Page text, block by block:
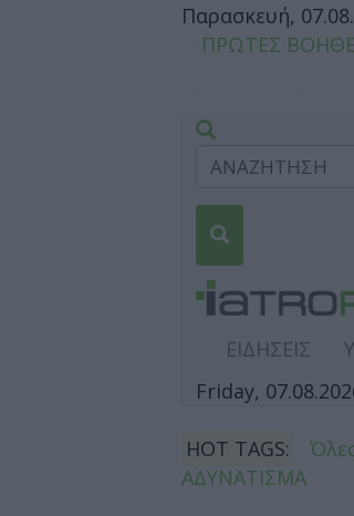
Παρασκευή,
ΠΡΩΤΕΣ
ΕΙΔΗΣΕΙΣ
Friday,
HOT TAGS:
ΑΔΥΝΑΤΙΣΜΑ